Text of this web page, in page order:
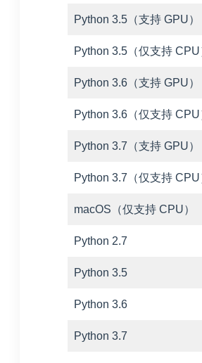
Python 3.5（支持 GPU）
Python 3.5（仅支持 CPU
Python 3.6（支持 GPU）
Python 3.6（仅支持 CPU
Python 3.7（支持 GPU）
Python 3.7（仅支持 CPU
macOS（仅支持 CPU）
Python 2.7
Python 3.5
Python 3.6
Python 3.7